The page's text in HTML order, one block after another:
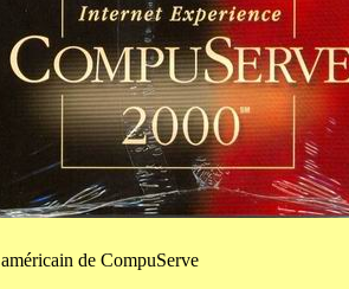
américain de CompuServe